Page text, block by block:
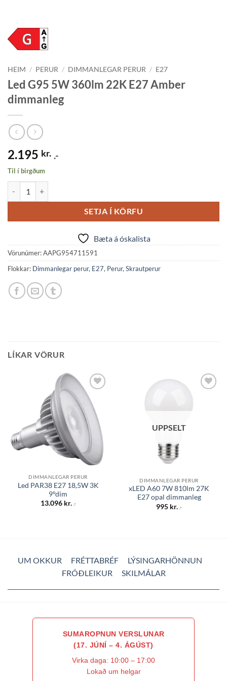
HEIM / PERUR / DIMMANLEGAR PERUR / E27
Led G95 5W 360lm 22K E27 Amber
dimmanleg
2.195 kr. .-
Til í birgðum
SETJA Í KÖRFU
Bæta á óskalista
Vörunúmer:AAPG954711591
Flokkar: Dimmanlegar perur, E27, Perur, Skrautperur
LÍKAR VÖRUR
Bæta á
óskalista
DIMMANLEGAR PERUR
Led PAR38 E27 18,5W 3K
9°dim
13.096 kr. .-
UPPSELT
DIMMANLEGAR PERUR
xLED A60 7W 810lm 27K
E27 opal dimmanleg
995 kr. .-
UM OKKUR FRÉTTABRÉF
LÝSINGARHÖNNUN
FRÓÐLEIKUR
SKILMÁLAR
SUMAROPNUN VERSLUNAR
(17. JÚNÍ – 4. ÁGÚST)
Virka daga: 10:00 – 17:00
Lokað um helgar